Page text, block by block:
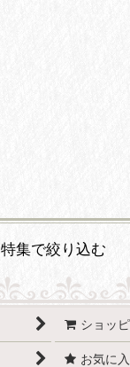
特集で絞り込む
ショッ
お気に